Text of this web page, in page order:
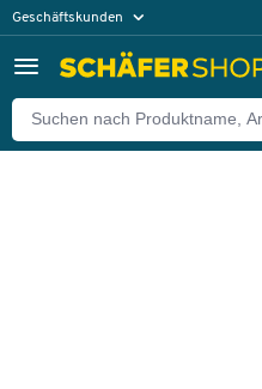
Geschäftskunden
Zurück